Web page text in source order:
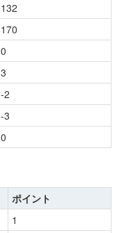
132
170
0
3
-2
-3
0
ポイント
1